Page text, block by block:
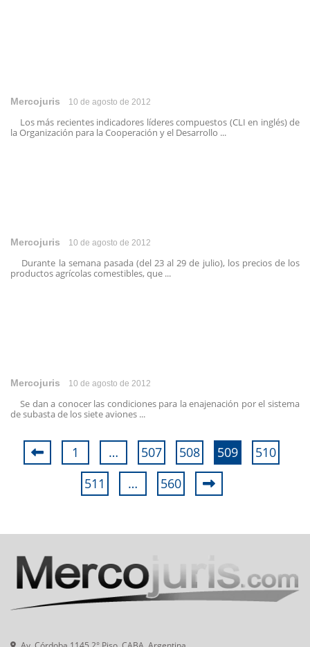
Mercojuris 10 de agosto de 2012
Los más recientes indicadores líderes compuestos (CLI en inglés) de
la Organización para la Cooperación y el Desarrollo ...
Mercojuris 10 de agosto de 2012
Durante la semana pasada (del 23 al 29 de julio), los precios de los
productos agrícolas comestibles, que ...
Mercojuris 10 de agosto de 2012
Se dan a conocer las condiciones para la enajenación por el sistema
de subasta de los siete aviones ...
1 … 507 508 509
510
511
… 560